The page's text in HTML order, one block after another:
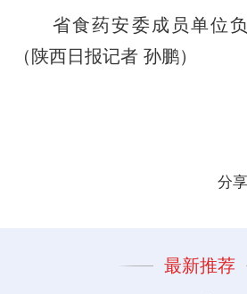
省食药安委成员单位负
（陕西日报记者 孙鹏）
分享
最新推荐